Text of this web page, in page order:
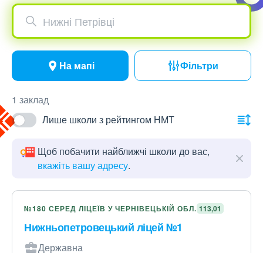
Нижні Петрівці
На мапі Фільтри
1 заклад
Лише школи з рейтингом НМТ
Щоб побачити найближчі школи до вас,
вкажіть вашу адресу.
№180 СЕРЕД ЛІЦЕЇВ У ЧЕРНІВЕЦЬКІЙ ОБЛ. 113,01
Нижньопетровецький ліцей №1
Державна